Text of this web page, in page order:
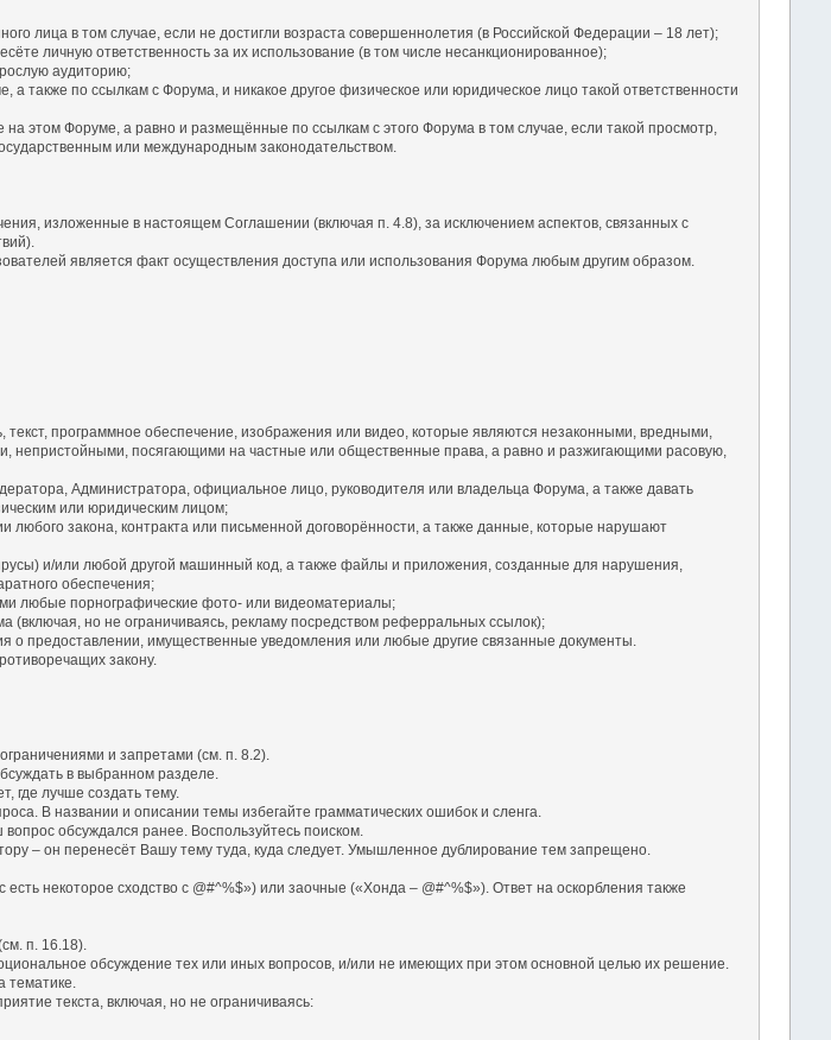
лица в том случае, если не достигли возраста совершеннолетия (в Российской Федерации – 18 лет);
личную ответственность за их использование (в том числе несанкционированное);
аудиторию;
по ссылкам с Форума, и никакое другое физическое или юридическое лицо такой ответственности
этом Форуме, а равно и размещённые по ссылкам с этого Форума в том случае, если такой просмотр,
или международным законодательством.
изложенные в настоящем Соглашении (включая п. 4.8), за исключением аспектов, связанных с
является факт осуществления доступа или использования Форума любым другим образом.
программное обеспечение, изображения или видео, которые являются незаконными, вредными,
посягающими на частные или общественные права, а равно и разжигающими расовую,
Администратора, официальное лицо, руководителя или владельца Форума, а также давать
или юридическим лицом;
закона, контракта или письменной договорённости, а также данные, которые нарушают
и/или любой другой машинный код, а также файлы и приложения, созданные для нарушения,
обеспечения;
любые порнографические фото- или видеоматериалы;
но не ограничиваясь, рекламу посредством реферральных ссылок);
предоставлении, имущественные уведомления или любые другие связанные документы.
закону.
и запретами (см. п. 8.2).
в выбранном разделе.
где лучше создать тему.
В названии и описании темы избегайте грамматических ошибок и сленга.
обсуждался ранее. Воспользуйтесь поиском.
– он перенесёт Вашу тему туда, куда следует. Умышленное дублирование тем запрещено.
некоторое сходство с @#^%$») или заочные («Хонда – @#^%$»). Ответ на оскорбления также
п. 16.18).
обсуждение тех или иных вопросов, и/или не имеющих при этом основной целью их решение.
текста, включая, но не ограничиваясь: